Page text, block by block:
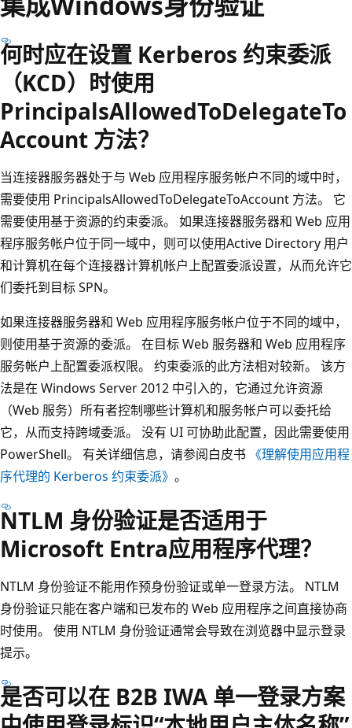
何时应在设置 Kerberos 约束委派
（KCD）时使用
PrincipalsAllowedToDelegateTo
Account 方法？
当连接器服务器处于与 Web 应用程序服务帐户不同的域中时，
需要使用 PrincipalsAllowedToDelegateToAccount 方法。 它
需要使用基于资源的约束委派。 如果连接器服务器和 Web 应用
程序服务帐户位于同一域中，则可以使用Active Directory 用户
和计算机在每个连接器计算机帐户上配置委派设置，从而允许它
们委托到目标 SPN。
如果连接器服务器和 Web 应用程序服务帐户位于不同的域中，
则使用基于资源的委派。 在目标 Web 服务器和 Web 应用程序
服务帐户上配置委派权限。 约束委派的此方法相对较新。 该方
法是在 Windows Server 2012 中引入的，它通过允许资源
（Web 服务）所有者控制哪些计算机和服务帐户可以委托给
它，从而支持跨域委派。 没有 UI 可协助此配置，因此需要使用
PowerShell。 有关详细信息，请参阅白皮书 《理解使用应用程
序代理的 Kerberos 约束委派》 。
NTLM 身份验证是否适用于
Microsoft Entra应用程序代理？
NTLM 身份验证不能用作预身份验证或单一登录方法。 NTLM
身份验证只能在客户端和已发布的 Web 应用程序之间直接协商
时使用。 使用 NTLM 身份验证通常会导致在浏览器中显示登录
提示。
是否可以在 B2B IWA 单一登录方案